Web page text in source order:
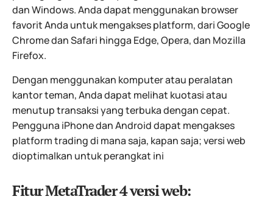
dan Windows. Anda dapat menggunakan browser
favorit Anda untuk mengakses platform, dari Google
Chrome dan Safari hingga Edge, Opera, dan Mozilla
Firefox.
Dengan menggunakan komputer atau peralatan
kantor teman, Anda dapat melihat kuotasi atau
menutup transaksi yang terbuka dengan cepat.
Pengguna iPhone dan Android dapat mengakses
platform trading di mana saja, kapan saja; versi web
dioptimalkan untuk perangkat ini
Fitur MetaTrader 4 versi web: